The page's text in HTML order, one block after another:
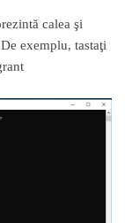
calea şi
exemplu, tastaţi